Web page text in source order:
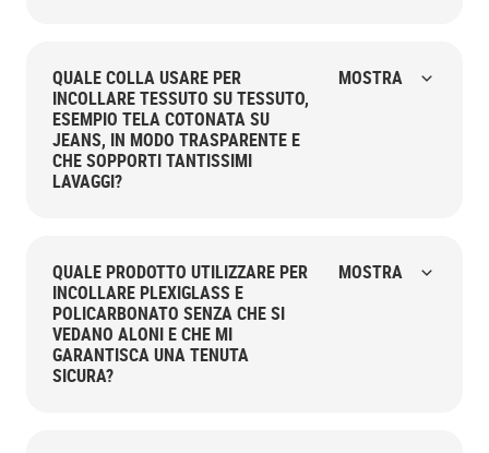
QUALE COLLA USARE PER
INCOLLARE TESSUTO SU TESSUTO,
ESEMPIO TELA COTONATA SU
JEANS, IN MODO TRASPARENTE E
CHE SOPPORTI TANTISSIMI
LAVAGGI?
MOSTRA
QUALE PRODOTTO UTILIZZARE PER
INCOLLARE PLEXIGLASS E
POLICARBONATO SENZA CHE SI
VEDANO ALONI E CHE MI
GARANTISCA UNA TENUTA
SICURA?
MOSTRA